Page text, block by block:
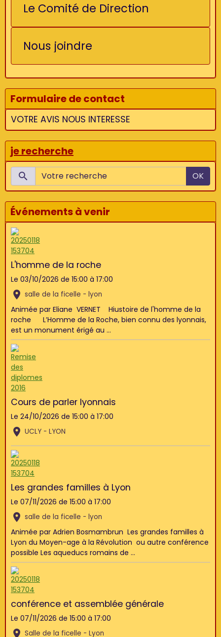
Le Comité de Direction
Nous joindre
Formulaire de contact
VOTRE AVIS NOUS INTERESSE
je recherche
OK
Événements à venir
L'homme de la roche
Le 03/10/2026 de 15:00 à 17:00
salle de la ficelle - lyon
Animée par Eliane VERNET Hiustoire de l'homme de la
roche L’Homme de la Roche, bien connu des lyonnais,
est un monument érigé au ...
Cours de parler lyonnais
Le 24/10/2026 de 15:00 à 17:00
UCLY - LYON
Les grandes familles à Lyon
Le 07/11/2026 de 15:00 à 17:00
salle de la ficelle - lyon
Animée par Adrien Bosmambrun Les grandes familles à
Lyon du Moyen-age à la Révolution ou autre conférence
possible Les aqueducs romains de ...
conférence et assemblée générale
Le 07/11/2026 de 15:00 à 17:00
Salle de la ficelle - Lyon